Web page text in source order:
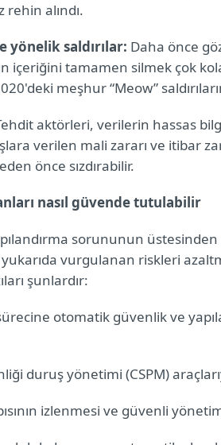
rehin alındı.
yönelik saldırılar: Daha önce
içeriğini tamamen silmek çok
meşhur “Meow”
aktörleri, verilerin hassas
verilen mali zararı ve itibar
önce sızdırabilir.
nasıl güvende tutulabilir
sorununun
vurgulanan riskleri
şunlardır:
otomatik güvenlik ve
duruş yönetimi (CSPM)
izlenmesi ve güvenli